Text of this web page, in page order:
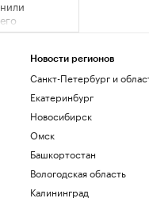
Новости регионов
Санкт-Петербург и
Екатеринбург
Новосибирск
Омск
Башкортостан
Вологодская область
Калининград